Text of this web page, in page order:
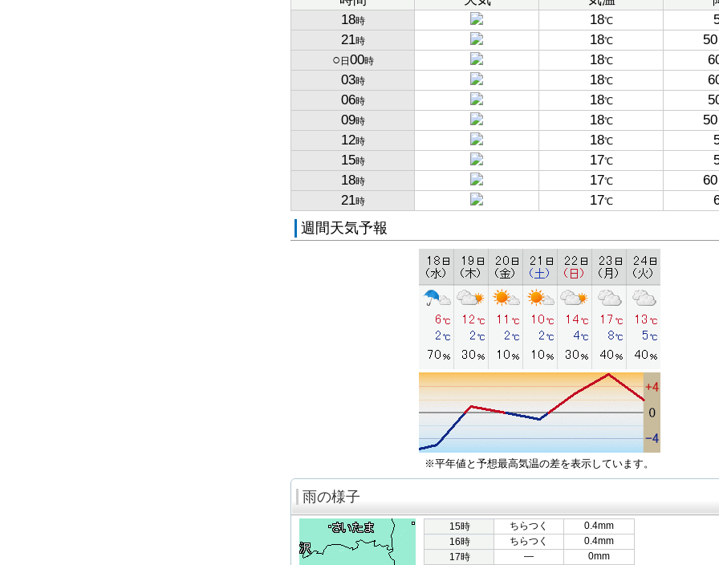
18時 18℃
21時 18℃ 50
○ 日 00時 18℃
03時 18℃
06時 18℃
09時 18℃ 50
12時 18℃
15時 17℃
18時 17℃ 60
21時 17℃
週間天気予報
※平年値と予想最高気温の差を表示しています。
雨の様子
15時 ちらつく
0.4mm
16時
ちらつく
0.4mm
17時
―
0mm